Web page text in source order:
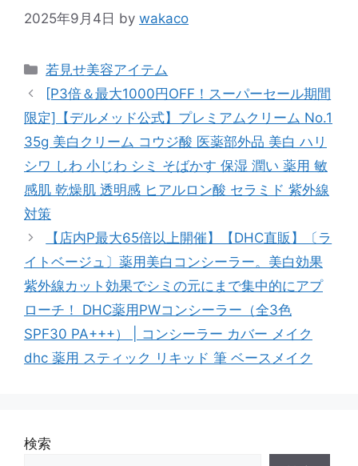
2025年9月4日 by wakaco
カ
テ
リ
ー
若見せ美容アイテム
[P3倍＆最大1000円OFF！スーパーセール期間
限定]【デルメッド公式】プレミアムクリーム No.1
35g 美白クリーム コウジ酸 医薬部外品 美白 ハリ
シワ しわ 小じわ シミ そばかす 保湿 潤い 薬用 敏
感肌 乾燥肌 透明感 ヒアルロン酸 セラミド 紫外線
対策
【店内P最大65倍以上開催】【DHC直販】〔ラ
イトベージュ〕薬用美白コンシーラー。美白効果
紫外線カット効果でシミの元にまで集中的にアプ
ローチ！ DHC薬用PWコンシーラー（全3色
SPF30 PA+++） | コンシーラー カバー メイク
dhc 薬用 スティック リキッド 筆 ベースメイク
検索